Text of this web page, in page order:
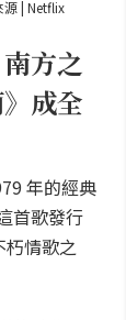
源 | Netflix
方之
成全
年的經典
首歌發行
朽情歌之